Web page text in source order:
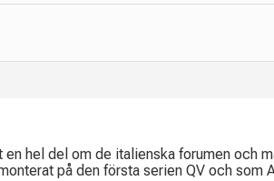
hel del om de italienska forumen och
på den första serien QV och som